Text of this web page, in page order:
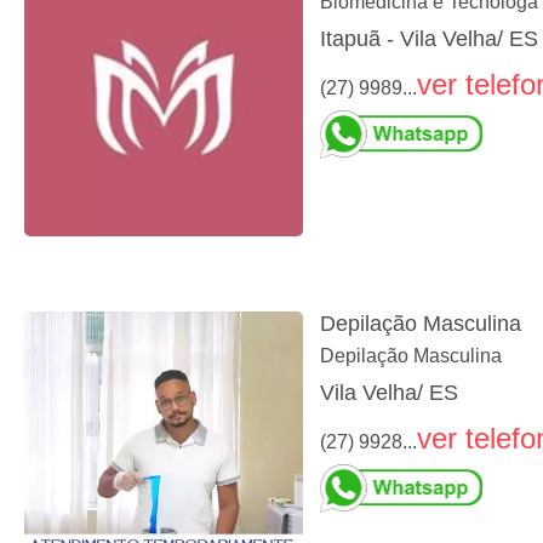
Itapuã - Vila Velha/ ES
(27) 9989...ver
Depilação Masculina
Depilação Masculina
Vila Velha/ ES
(27) 9928...ver